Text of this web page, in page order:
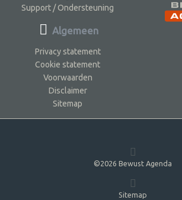
Support / Ondersteuning
Algemeen
Privacy statement
Cookie statement
Voorwaarden
Disclaimer
Sitemap
©2026 Bewust Agenda
Sitemap